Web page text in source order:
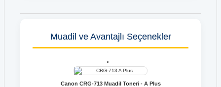
Muadil ve Avantajlı Seçenekler
Canon CRG-713 Muadil Toneri - A Plus